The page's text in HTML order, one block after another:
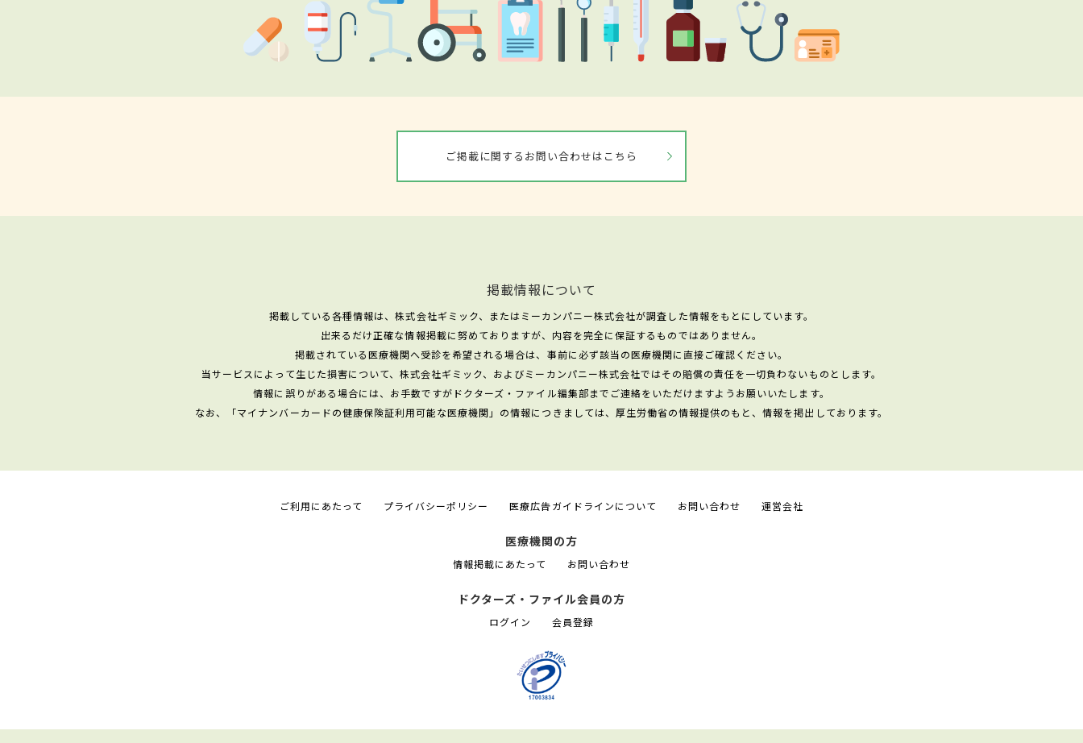
ご掲載に関するお問い合わせはこちら
掲載情報について
掲載している各種情報は、株式会社ギミック、またはミーカンパニー株式会社が調査した情報をもとにしています。
出来るだけ正確な情報掲載に努めておりますが、内容を完全に保証するものではありません。
掲載されている医療機関へ受診を希望される場合は、事前に必ず該当の医療機関に直接ご確認ください。
当サービスによって生じた損害について、株式会社ギミック、およびミーカンパニー株式会社ではその賠償の責任を一切負わないものとします。
情報に誤りがある場合には、お手数ですがドクターズ・ファイル編集部までご連絡をいただけますようお願いいたします。
なお、「マイナンバーカードの健康保険証利用可能な医療機関」の情報につきましては、厚生労働省の情報提供のもと、情報を掲出しております。
ご利用にあたって プライバシーポリシー 医療広告ガイドラインについて お問い合わせ 運営会社
医療機関の方
情報掲載にあたって お問い合わせ
ドクターズ・ファイル会員の方
ログイン 会員登録